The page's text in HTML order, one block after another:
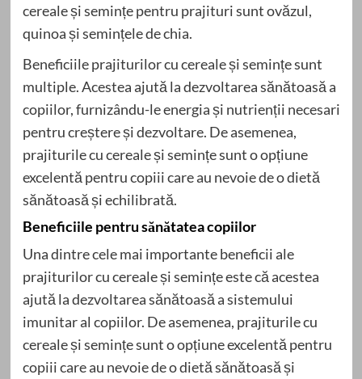
cereale și semințe pentru prajituri sunt ovăzul,
quinoa și semințele de chia.
Beneficiile prajiturilor cu cereale și semințe sunt
multiple. Acestea ajută la dezvoltarea sănătoasă a
copiilor, furnizându-le energia și nutrienții necesari
pentru creștere și dezvoltare. De asemenea,
prajiturile cu cereale și semințe sunt o opțiune
excelentă pentru copiii care au nevoie de o dietă
sănătoasă și echilibrată.
Beneficiile pentru sănătatea copiilor
Una dintre cele mai importante beneficii ale
prajiturilor cu cereale și semințe este că acestea
ajută la dezvoltarea sănătoasă a sistemului
imunitar al copiilor. De asemenea, prajiturile cu
cereale și semințe sunt o opțiune excelentă pentru
copiii care au nevoie de o dietă sănătoasă și